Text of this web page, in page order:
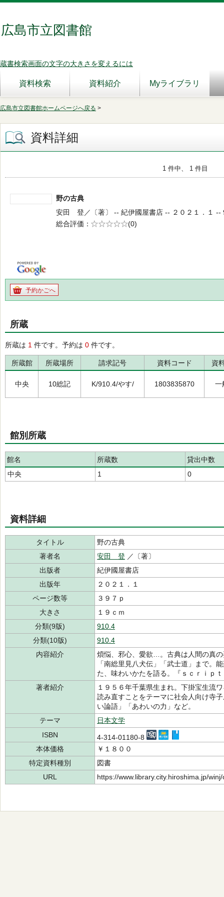
広島市立図書館
蔵書検索画面の文字の大きさを変えるには
資料検索 資料紹介 Myライブラリ
広島市立図書館ホームページへ戻る >
資料詳細
1 件中、 1 件目
野の古典
安田 登／〔著〕 -- 紀伊國屋書店 -- ２０２１．１ --
総合評価
5段階評価
(0)
予約かごへ
所蔵
所蔵は 1 件です。予約は 0 件です。
所蔵館 所蔵場所 請求記号 資料コード 資
中央 10総記 K/910.4/やす/ 1803835870 一
館別所蔵
館名 所蔵数
貸出中数
中央
1 0
資料詳細
タイトル
野の古典
著者名
安田 登 ／〔著〕
出版者
紀伊國屋書店
出版年
２０２１．１
ページ数等
３９７ｐ
大きさ
１９ｃｍ
分類(9版)
910.4
分類(10版)
910.4
内容紹介
煩悩、邪心、愛欲…。古典は人間の真
「南総里見八犬伝」「武士道」まで。
た、味わいかたを語る。『ｓｃｒｉｐ
著者紹介
１９５６年千葉県生まれ。下掛宝生流
読み直すことをテーマに社会人向け寺
い論語」「あわいの力」など。
テーマ
日本文学
ISBN
4-314-01180-8
本体価格
￥１８００
特定資料種別
図書
URL
https://www.library.city.hiroshima.jp/